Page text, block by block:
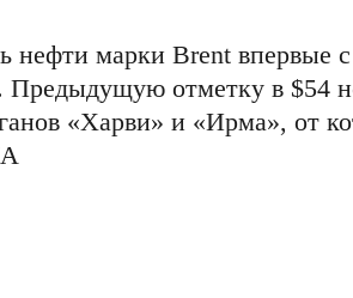
нефти марки Brent впервые
Предыдущую отметку в $54
«Харви» и «Ирма», от